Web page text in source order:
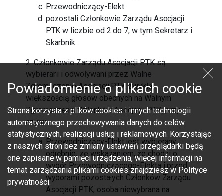
Przewodniczący-Elekt
pozostali Członkowie Zarządu Asocjacji
PTK w liczbie od 2 do 7, w tym Sekretarz i
Skarbnik.
2. Członkowie Zarządu Asocjacji PTK są
wybierani i odwoływani przez Walne
Zgromadzenie Asocjacji PTK zwykłą
większością głosów obecnych na Walnym
Zgromadzeniu Członków Asocjacji PTK, przy
czym:
Przewodniczący-Elekt jest wybierany
odrębnie, ze wskazaniem, że chodzi o
wybór Przewodniczącego-Elekta i przed
wyborami pozostałych Członków Zarządu
Asocjacji PTK; osoba niewybrana na
Powiadomienie o plikach cookie
Strona korzysta z plików cookies i innych technologii
automatycznego przechowywania danych do celów
statystycznych, realizacji usług i reklamowych. Korzystając
z naszych stron bez zmiany ustawień przeglądarki będą
one zapisane w pamięci urządzenia, więcej informacji na
temat zarządzania plikami cookies znajdziesz w Polityce
prywatności.